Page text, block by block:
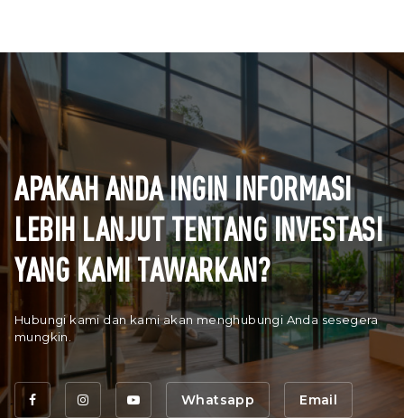
APAKAH ANDA INGIN INFORMASI
LEBIH LANJUT TENTANG INVESTASI
YANG KAMI TAWARKAN?
Hubungi kami dan kami akan menghubungi Anda sesegera
mungkin.
Whatsapp Email